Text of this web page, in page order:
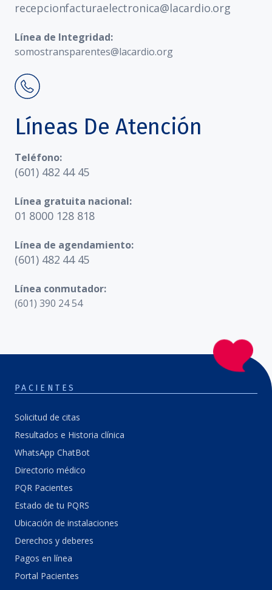
recepcionfacturaelectronica@lacardio.org
Línea de Integridad:
somostransparentes@lacardio.org
Líneas De Atención
Teléfono:
(601) 482 44 45
Línea gratuita nacional:
01 8000 128 818
Línea de agendamiento:
(601) 482 44 45
Línea conmutador:
(601) 390 24 54
PACIENTES
Solicitud de citas
Resultados e Historia clínica
WhatsApp ChatBot
Directorio médico
PQR Pacientes
Estado de tu PQRS
Ubicación de instalaciones
Derechos y deberes
Pagos en línea
Portal Pacientes